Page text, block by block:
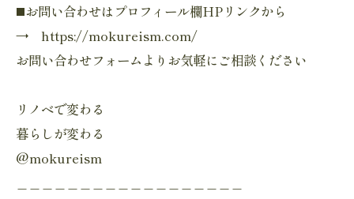
◼️お問い合わせはプロフィール欄HPリンクから
→ https://mokureism.com/
お問い合わせフォームよりお気軽にご相談ください
リノベで変わる
暮らしが変わる
@mokureism